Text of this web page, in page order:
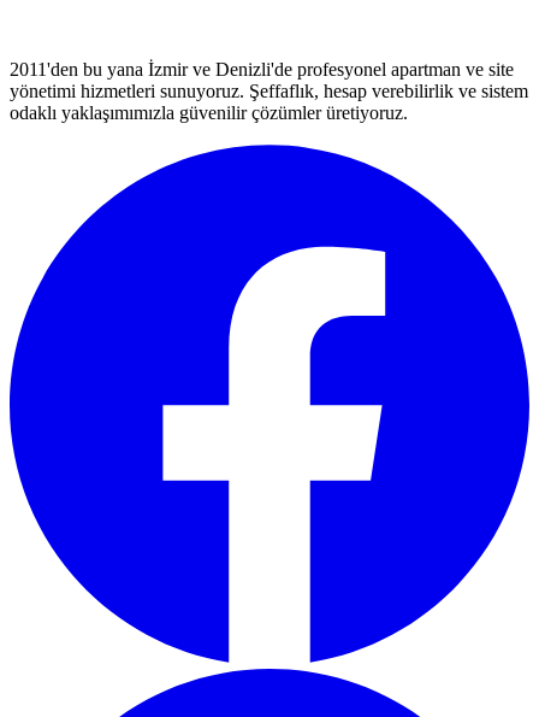
2011'den bu yana İzmir ve Denizli'de profesyonel apartman ve site
yönetimi hizmetleri sunuyoruz. Şeffaflık, hesap verebilirlik ve sistem
odaklı yaklaşımımızla güvenilir çözümler üretiyoruz.